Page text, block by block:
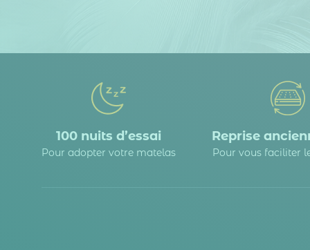
100 nuits d’essai
Pour adopter votre matelas
Reprise
Pour vous faciliter